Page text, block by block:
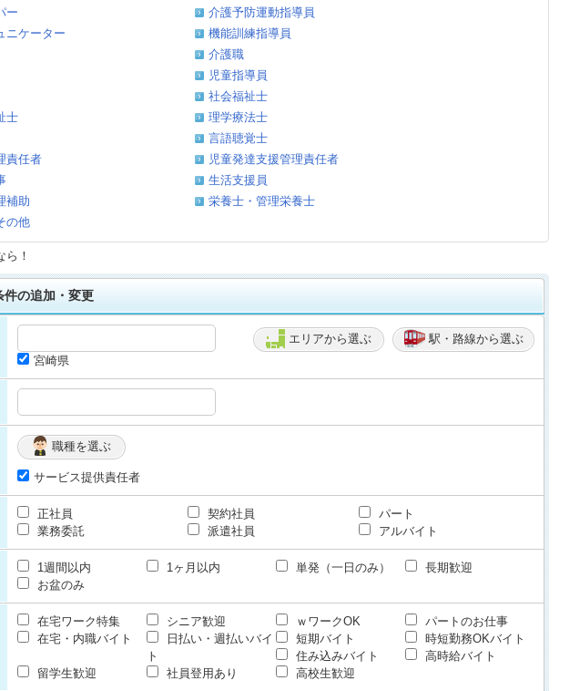
ー
介護予防運動指導員
ニケーター
機能訓練指導員
介護職
児童指導員
社会福祉士
士
理学療法士
言語聴覚士
責任者
児童発達支援管理責任者
生活支援員
補助
栄養士・管理栄養士
の他
ら！
件の追加・変更
エリアから選ぶ
駅・路線から選ぶ
宮崎県
職種を選ぶ
サービス提供責任者
正社員 契約社員
パート
業務委託
派遣社員 アルバイト
1週間以内 1ヶ月以内 単発（一日のみ）
長期歓迎
お盆のみ
在宅ワーク特集 シニア歓迎 ｗワークOK
パートのお仕事
在宅・内職バイト
日払い・週払いバイ
ト
短期バイト
時短勤務OKバイト
住み込みバイト
高時給バイト
留学生歓迎
社員登用あり 高校生歓迎